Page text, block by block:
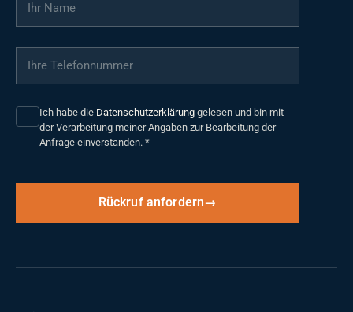
Ihre Telefonnummer
Ich habe die Datenschutzerklärung gelesen und bin mit
der Verarbeitung meiner Angaben zur Bearbeitung der
Anfrage einverstanden. *
Rückruf anfordern